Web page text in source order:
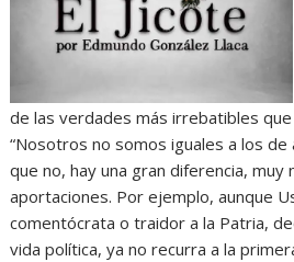
de las verdades más irrebatibles
“Nosotros no somos iguales a los de
que no, hay una gran diferencia, muy
aportaciones. Por ejemplo, aunque
comentócrata o traidor a la Patria,
vida política, ya no recurra a la